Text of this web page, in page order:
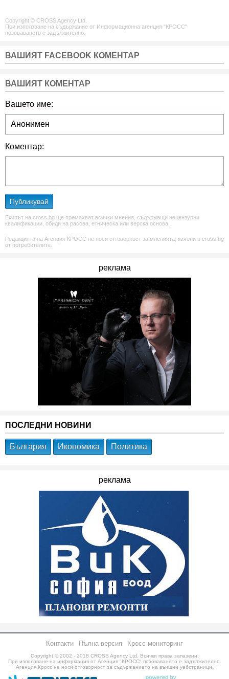
Copyright © CROSS Agency Ltd.
При използване на съдържание от Информационна агенция "КРОСС"
позоваването е задължително.
ВАШИЯТ FACEBOOK КОМЕНТАР
ВАШИЯТ КОМЕНТАР
Вашето име:
Коментар:
Публикувай
Екипът на cross.bg ще премахват всички мнения, съдържащи нецензурни
квалификации, обиди на расова, етническа или верска основа.
Редакцията на Агенция КРОСС не носи отговорност за мненията, качени в cross.bg
от потребителите.
реклама
ПОСЛЕДНИ НОВИНИ
България Икономика Политика
реклама
Контакти Пълна версия Кросс мониторинг
Copyright © 2002 - 2018 CROSS Agency Ltd.
Всички права запазени.
При използване на информация от Агенция "КРОСС" позоваването е задължително.
Агенция Кросс не носи отговорност за съдържанието на външни уебстраници.